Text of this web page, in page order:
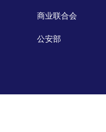
商业联合会
公安部